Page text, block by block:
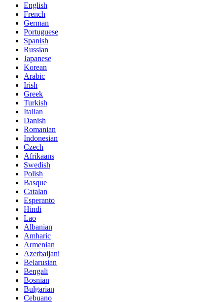
English
French
German
Portuguese
Spanish
Russian
Japanese
Korean
Arabic
Irish
Greek
Turkish
Italian
Danish
Romanian
Indonesian
Czech
Afrikaans
Swedish
Polish
Basque
Catalan
Esperanto
Hindi
Lao
Albanian
Amharic
Armenian
Azerbaijani
Belarusian
Bengali
Bosnian
Bulgarian
Cebuano